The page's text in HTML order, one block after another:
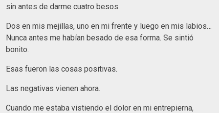
sin antes de darme cuatro besos.
Dos en mis mejillas, uno en mi frente y luego en mis labios…
Nunca antes me habían besado de esa forma. Se sintió
bonito.
Esas fueron las cosas positivas.
Las negativas vienen ahora.
Cuando me estaba vistiendo el dolor en mi entrepierna,